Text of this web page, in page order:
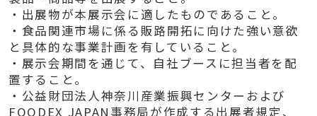
・出展物が本展示会に適したものであること。
・食品関連市場に係る販路開拓に向けた強い意欲
と具体的な事業計画を有していること。
・展示会期間を通じて、自社ブースに担当者を配
置すること。
・公益財団法人神奈川産業振興センターおよび
FOODEX JAPAN事務局が作成する出展者規定、